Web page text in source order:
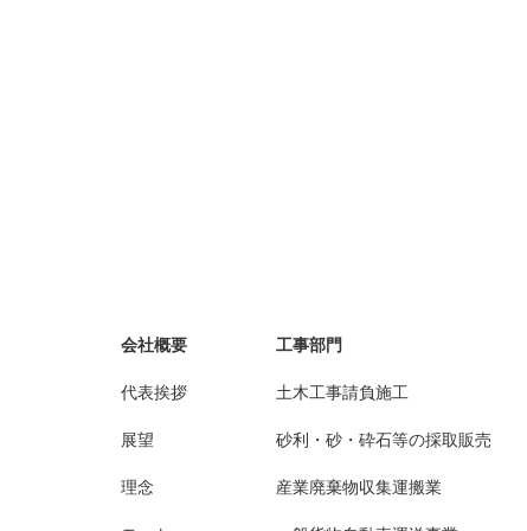
会社概要
代表挨拶
展望
理念
工事部門
土木工事請負施工
砂利・砂・砕石等の採取販売
産業廃棄物収集運搬業